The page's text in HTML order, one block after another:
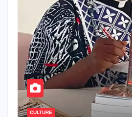
CULTURE